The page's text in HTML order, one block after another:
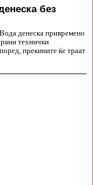
без
денеска привремено
технички
прекините ќе траат